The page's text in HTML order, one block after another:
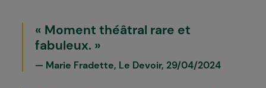
Moment théâtral rare et
fabuleux.
Marie Fradette, Le Devoir, 29/04/2024